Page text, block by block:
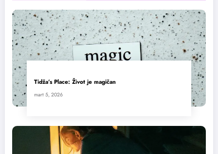
Tidža’s Place: Život je magičan
mart 5, 2026